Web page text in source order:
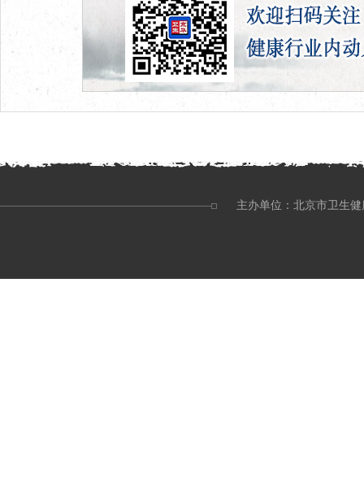
主办单位：北京市卫生